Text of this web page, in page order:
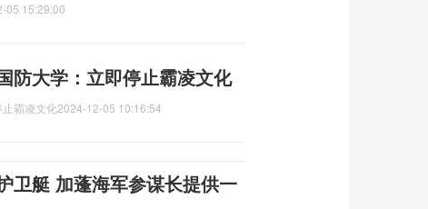
05 15:29:00
防大学：立即停止霸凌文化
霸凌文化2024-12-05 10:16:54
卫艇 加蓬海军参谋长提供一